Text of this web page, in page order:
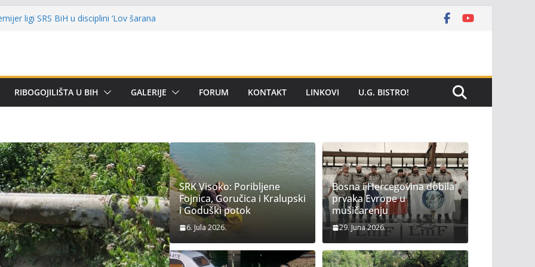
za učešće u Premijer ligi BiH za
kup ‘Rafael Grgić – Rafko’: Vogošćani
u trajno vlasništvo
RIBOGOJILIŠTA U BIH GALERIJE FORUM KONTAKT LINKOVI U.G. BISTRO!
SRK Visoko: Poribljene
Fojnica, Goručica i Kralupski
i Goduški potok
6. Jula 2026.
Bosna i Hercegovina dobila
prvaka Evrope u
mušičarenju
29. Juna 2026.